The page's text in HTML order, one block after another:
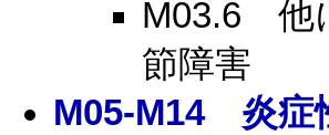
M03.6 他
節障害
M05-M14炎症